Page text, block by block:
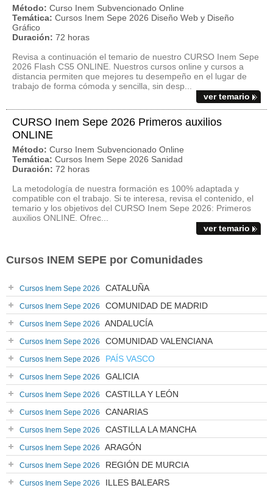
Método: Curso Inem Subvencionado Online
Temática: Cursos Inem Sepe 2026 Diseño Web y Diseño
Gráfico
Duración: 72 horas
Revisa a continuación el temario de nuestro CURSO Inem Sepe
2026 Flash CS5 ONLINE. Nuestros cursos online y cursos a
distancia permiten que mejores tu desempeño en el lugar de
trabajo de forma cómoda y sencilla, sin desp...
ver temario
CURSO Inem Sepe 2026 Primeros auxilios
ONLINE
Método: Curso Inem Subvencionado Online
Temática: Cursos Inem Sepe 2026 Sanidad
Duración: 72 horas
La metodología de nuestra formación es 100% adaptada y
compatible con el trabajo. Si te interesa, revisa el contenido, el
temario y los objetivos del CURSO Inem Sepe 2026: Primeros
auxilios ONLINE. Ofrec...
ver temario
Cursos INEM SEPE por Comunidades
Cursos Inem Sepe 2026 CATALUÑA
Cursos Inem Sepe 2026 COMUNIDAD DE MADRID
Cursos Inem Sepe 2026 ANDALUCÍA
Cursos Inem Sepe 2026 COMUNIDAD VALENCIANA
Cursos Inem Sepe 2026 PAÍS VASCO
Cursos Inem Sepe 2026 GALICIA
Cursos Inem Sepe 2026 CASTILLA Y LEÓN
Cursos Inem Sepe 2026 CANARIAS
Cursos Inem Sepe 2026 CASTILLA LA MANCHA
Cursos Inem Sepe 2026 ARAGÓN
Cursos Inem Sepe 2026 REGIÓN DE MURCIA
Cursos Inem Sepe 2026 ILLES BALEARS